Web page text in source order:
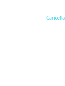
Cancella